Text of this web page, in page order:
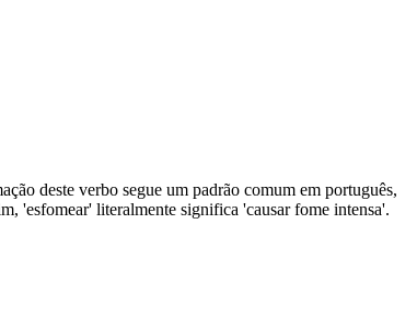
deste verbo segue um padrão comum em português,
'esfomear' literalmente significa 'causar fome intensa'.